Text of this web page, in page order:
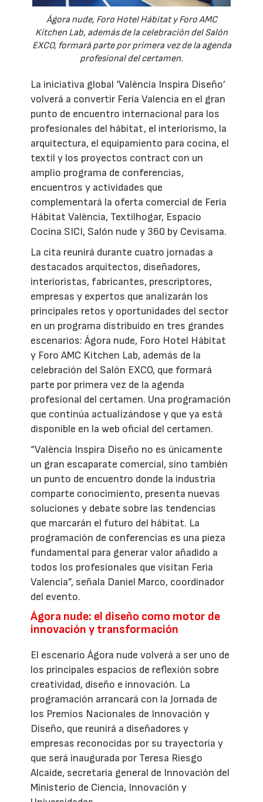
Ágora nude, Foro Hotel Hábitat y Foro AMC
Kitchen Lab, además de la celebración del Salón
EXCO, formará parte por primera vez de la agenda
profesional del certamen.
La iniciativa global ‘València Inspira Diseño’
volverá a convertir Feria Valencia en el gran
punto de encuentro internacional para los
profesionales del hábitat, el interiorismo, la
arquitectura, el equipamiento para cocina, el
textil y los proyectos contract con un
amplio programa de conferencias,
encuentros y actividades que
complementará la oferta comercial de Feria
Hábitat València, Textilhogar, Espacio
Cocina SICI, Salón nude y 360 by Cevisama.
La cita reunirá durante cuatro jornadas a
destacados arquitectos, diseñadores,
interioristas, fabricantes, prescriptores,
empresas y expertos que analizarán los
principales retos y oportunidades del sector
en un programa distribuido en tres grandes
escenarios: Ágora nude, Foro Hotel Hábitat
y Foro AMC Kitchen Lab, además de la
celebración del Salón EXCO, que formará
parte por primera vez de la agenda
profesional del certamen. Una programación
que continúa actualizándose y que ya está
disponible en la web oficial del certamen.
“València Inspira Diseño no es únicamente
un gran escaparate comercial, sino también
un punto de encuentro donde la industria
comparte conocimiento, presenta nuevas
soluciones y debate sobre las tendencias
que marcarán el futuro del hábitat. La
programación de conferencias es una pieza
fundamental para generar valor añadido a
todos los profesionales que visitan Feria
Valencia”, señala Daniel Marco, coordinador
del evento.
Ágora nude: el diseño como motor de
innovación y transformación
El escenario Ágora nude volverá a ser uno de
los principales espacios de reflexión sobre
creatividad, diseño e innovación. La
programación arrancará con la Jornada de
los Premios Nacionales de Innovación y
Diseño, que reunirá a diseñadores y
empresas reconocidas por su trayectoria y
que será inaugurada por Teresa Riesgo
Alcaide, secretaria general de Innovación del
Ministerio de Ciencia, Innovación y